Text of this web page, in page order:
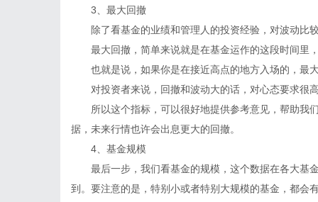
3、最大回撤
除了看基金的业绩和管理人的投资经验，对波动比
最大回撤，简单来说就是在基金运作的这段时间里
也就是说，如果你是在接近高点的地方入场的，最
对投资者来说，回撤和波动大的话，对心态要求很
所以这个指标，可以很好地提供参考意见，帮助我们
据，未来行情也许会出息更大的回撤。
4、基金规模
最后一步，我们看基金的规模，这个数据在各大基
到。要注意的是，特别小或者特别大规模的基金，都会